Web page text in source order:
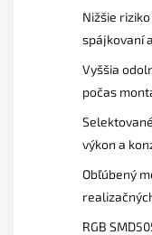
Nižšie
spájkovaní
Vyššia
počas
výkon a
Obľúbený
RGB